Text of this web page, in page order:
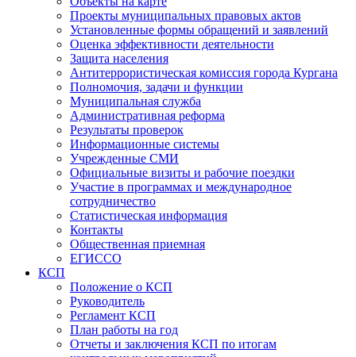
Проекты муниципальных правовых актов
Установленные формы обращений и заявлений
Оценка эффективности деятельности
Защита населения
Антитеррористическая комиссия города Кургана
Полномочия, задачи и функции
Муниципальная служба
Административная реформа
Результаты проверок
Информационные системы
Учрежденные СМИ
Официальные визиты и рабочие поездки
Участие в программах и международное
сотрудничество
Статистическая информация
Контакты
Общественная приемная
ЕГИССО
КСП
Положение о КСП
Руководитель
Регламент КСП
План работы на год
Отчеты и заключения КСП по итогам